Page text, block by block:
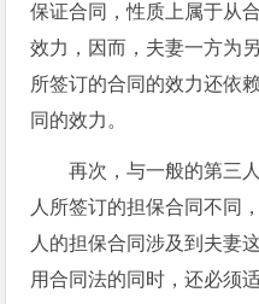
保证合同，性质上属于从
效力，因而，夫妻一方为
所签订的合同的效力还依
同的效力。
再次，与一般的第三
人所签订的担保合同不同
人的担保合同涉及到夫妻
用合同法的同时，还必须